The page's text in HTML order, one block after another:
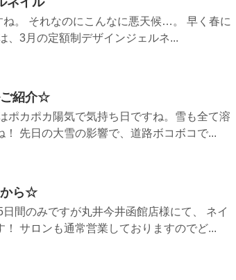
ね。 それなのにこんなに悪天候…。 早く春に
、3月の定額制デザインジェルネ...
ご紹介☆
ポカポカ陽気で気持ち日ですね。雪も全て溶
先日の大雪の影響で、道路ボコボコで...
から☆
間のみですが丸井今井函館店様にて、 ネイ
！ サロンも通常営業しておりますのでど...